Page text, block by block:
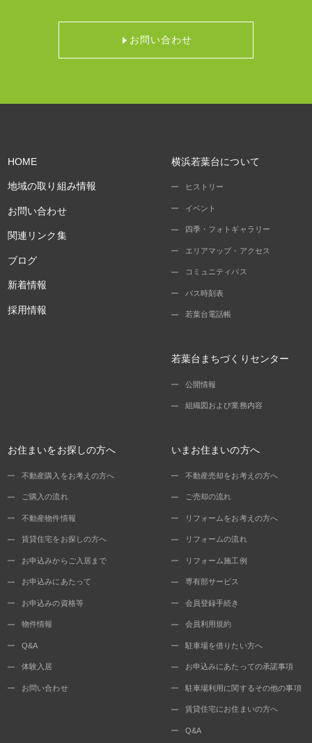
お問い合わせ
HOME
地域の取り組み情報
お問い合わせ
関連リンク集
ブログ
新着情報
採用情報
横浜若葉台について
ヒストリー
イベント
四季・フォトギャラリー
エリアマップ・アクセス
コミュニティバス
バス時刻表
若葉台電話帳
若葉台まちづくりセンター
公開情報
組織図および業務内容
お住まいをお探しの方へ
不動産購入をお考えの方へ
ご購入の流れ
不動産物件情報
賃貸住宅をお探しの方へ
お申込みからご入居まで
お申込みにあたって
お申込みの資格等
物件情報
Q&A
体験入居
お問い合わせ
いまお住まいの方へ
不動産売却をお考えの方へ
ご売却の流れ
リフォームをお考えの方へ
リフォームの流れ
リフォーム施工例
専有部サービス
会員登録手続き
会員利用規約
駐車場を借りたい方へ
お申込みにあたっての承諾事項
駐車場利用に関するその他の事項
賃貸住宅にお住まいの方へ
Q&A